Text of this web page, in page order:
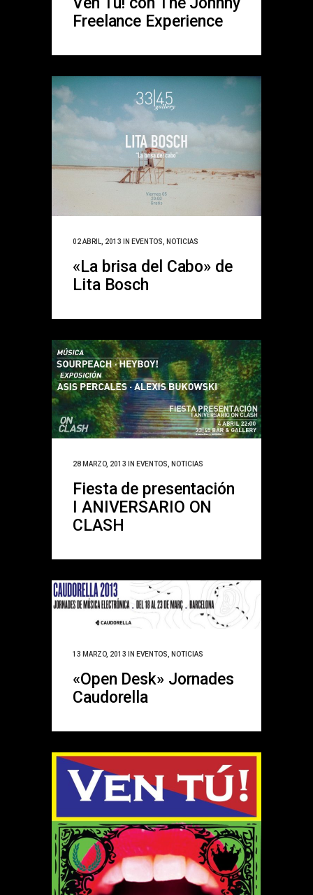
Freelance Experience
02 ABRIL, 2013 IN EVENTOS NOTICIAS
«La brisa del Cabo» de
Lita Bosch
28 MARZO, 2013 IN EVENTOS NOTICIAS
Fiesta de presentación
I ANIVERSARIO ON
CLASH
13 MARZO, 2013 IN EVENTOS, NOTICIAS
«Open Desk» Jornades
Caudorella